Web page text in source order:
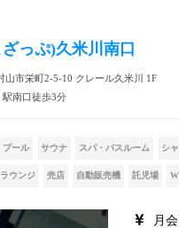
っぷ)久米川南口
山市栄町2-5-10 クレール久米川 1F
南口徒歩3分
プール サウナ スパ・バスルーム シ
ウンジ 売店 自動販売機 託児場
月